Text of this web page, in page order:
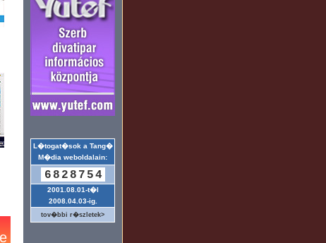
L�togat�sok a Tang�
M�dia weboldalain:
6828754
2001.08.01-t�l
2008.04.03-ig.
tov�bbi r�szletek>